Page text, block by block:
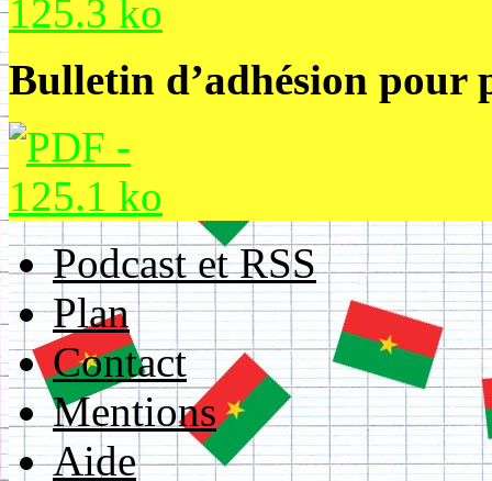
Bulletin d’adhésion pour
Podcast et RSS
Plan
Contact
Mentions
Aide